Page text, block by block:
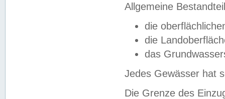
Allgemeine
die
die
das
Jedes Gewässer hat
Die Grenze des